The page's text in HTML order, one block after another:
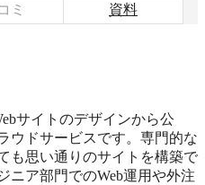
ミ 資料
サイトのデザインから公
ウドサービスです。専門的な
も思い通りのサイトを構築で
ニア部門でのWeb運用や外注